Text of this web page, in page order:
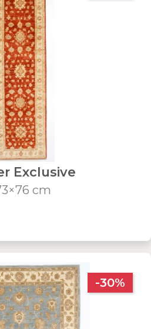
Exclusive
cm
-30%